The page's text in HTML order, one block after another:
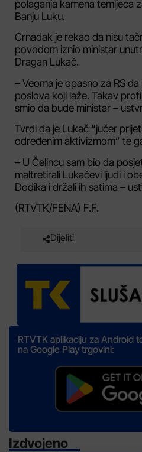
polaganja kamena temljeca
Banju Luku.
Crnadak je rekao da nisu
povodom iznio ministar
Dragan Lukač.
– Veoma je opasno za RS
poslova koji laže. Takav
smio da bude ministar –
Tvrdi da je Lukač “jučer
određenim aktivizmom” te
– U Čelincu sam bio da
maltretirali Lukačevi ljudi i
Dodika i držali ih satima –
(RTVTK/FENA) F.F.
Dijeliti
RTVTK aplikaciju za Android
na Google Play trgovini:
Izdvojeno